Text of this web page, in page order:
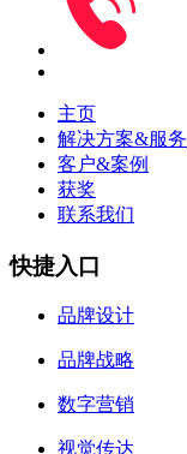
主页
解决方案&服务
客户&案例
获奖
联系我们
快捷入口
品牌设计
品牌战略
数字营销
视觉传达